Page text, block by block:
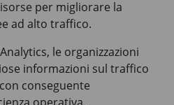
per migliorare la
ad alto traffico.
le organizzazioni
informazioni sul traffico
conseguente